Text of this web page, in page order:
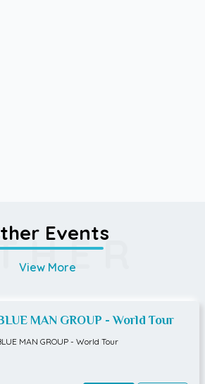
Events
View More
MAN GROUP - World Tour
MAN GROUP - World Tour